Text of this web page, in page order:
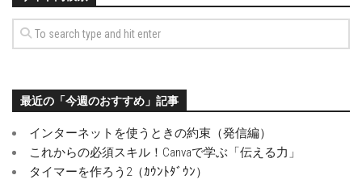
最近の「今週のおすすめ」記事
インターネットを使うときの約束（発信編）
これからの必須スキル！Canvaで学ぶ「伝える力」
タイマーを作ろう2（ｶｳﾝﾄﾀﾞｳﾝ）